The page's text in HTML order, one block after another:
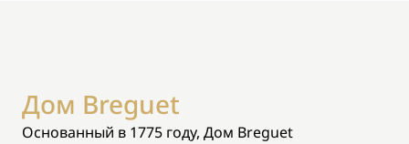
Дом Breguet
Основанный в 1775 году, Дом Breguet